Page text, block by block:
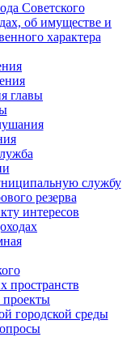
Советского
об имуществе и
характера
главы
службу
резерва
интересов
пространств
городской среды